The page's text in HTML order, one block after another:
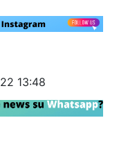
13:48